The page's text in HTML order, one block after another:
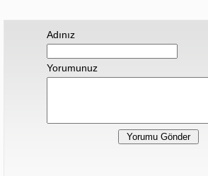
Adınız
Yorumunuz